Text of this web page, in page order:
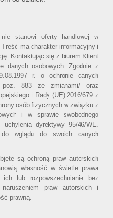
nie stanowi oferty handlowej w
ma charakter informacyjny i
Kontaktując się z biurem Klient
danych osobowych. Zgodnie z
r. o ochronie danych
883 ze zmianami/ oraz
i Rady (UE) 2016/679 z
osób fizycznych w związku z
i w sprawie swobodnego
uchylenia dyrektywy 95/46/WE.
do wglądu do swoich danych
są ochroną praw autorskich
własność w świetle prawa
ich lub rozpowszechnianie bez
praw autorskich i
prawną.